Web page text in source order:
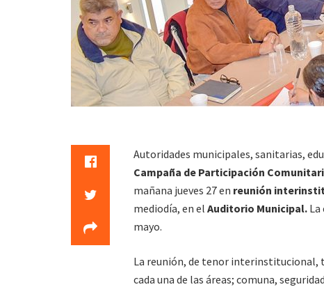
Autoridades municipales, sanitarias,
Campaña de Participación
mañana jueves 27 en reunión
mediodía, en el Auditorio Municipal. La
mayo.
La reunión, de tenor interinstitucional,
cada una de las áreas; comuna,